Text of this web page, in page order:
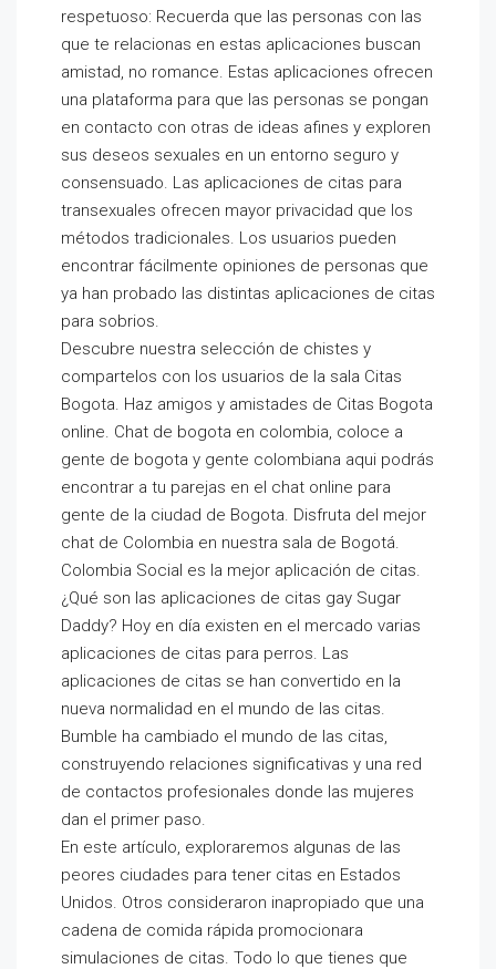
respetuoso: Recuerda que las personas con las
que te relacionas en estas aplicaciones buscan
amistad, no romance. Estas aplicaciones ofrecen
una plataforma para que las personas se pongan
en contacto con otras de ideas afines y exploren
sus deseos sexuales en un entorno seguro y
consensuado. Las aplicaciones de citas para
transexuales ofrecen mayor privacidad que los
métodos tradicionales. Los usuarios pueden
encontrar fácilmente opiniones de personas que
ya han probado las distintas aplicaciones de citas
para sobrios.
Descubre nuestra selección de chistes y
compartelos con los usuarios de la sala Citas
Bogota. Haz amigos y amistades de Citas Bogota
online. Chat de bogota en colombia, coloce a
gente de bogota y gente colombiana aqui podrás
encontrar a tu parejas en el chat online para
gente de la ciudad de Bogota. Disfruta del mejor
chat de Colombia en nuestra sala de Bogotá.
Colombia Social es la mejor aplicación de citas.
¿Qué son las aplicaciones de citas gay Sugar
Daddy? Hoy en día existen en el mercado varias
aplicaciones de citas para perros. Las
aplicaciones de citas se han convertido en la
nueva normalidad en el mundo de las citas.
Bumble ha cambiado el mundo de las citas,
construyendo relaciones significativas y una red
de contactos profesionales donde las mujeres
dan el primer paso.
En este artículo, exploraremos algunas de las
peores ciudades para tener citas en Estados
Unidos. Otros consideraron inapropiado que una
cadena de comida rápida promocionara
simulaciones de citas. Todo lo que tienes que